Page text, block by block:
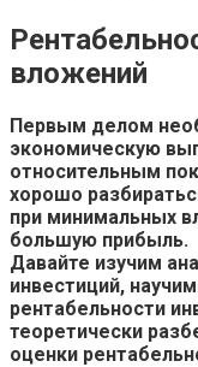
вложений
Первым делом
экономическую
относительным
хорошо
при минимальных
большую прибыль.
Давайте изучим
инвестиций,
рентабельности
теоретически
оценки